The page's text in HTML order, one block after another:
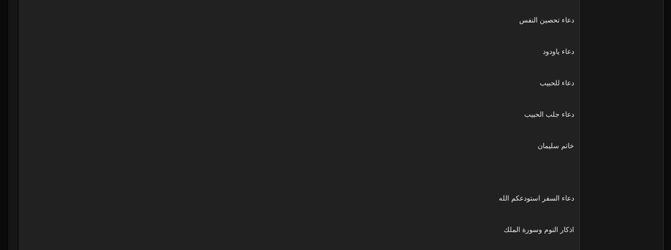
دعاء تحصين النفس
دعاء ياودود
دعاء للحبيب
دعاء جلب الحبيب
خاتم سليمان
دعاء السفر استودعكم الله
اذكار النوم وسورة الملك